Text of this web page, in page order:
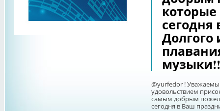
Долгого
@yurfedor !
удовольствием
самым добрым
сегодня в Ваш